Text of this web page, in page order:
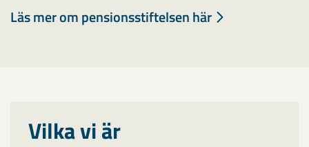
Läs mer om pensionsstiftelsen här
Vilka vi är